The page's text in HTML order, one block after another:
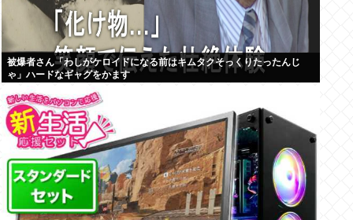
被爆者さん「わしがケロイドになる前はキムタクそっくりたったんじ
ゃ」ハードなギャグをかます